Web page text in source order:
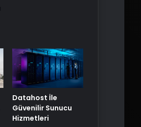
Datahost İle
Güvenilir Sunucu
Hizmetleri